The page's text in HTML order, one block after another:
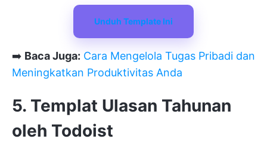
Unduh Template Ini
➡️ Baca Juga: Cara Mengelola Tugas Pribadi dan
Meningkatkan Produktivitas Anda
5. Templat Ulasan Tahunan
oleh Todoist